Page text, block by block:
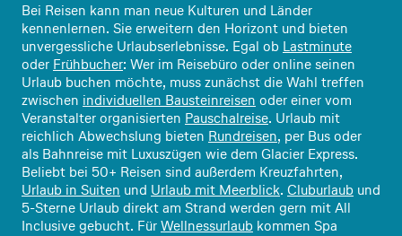
Bei Reisen kann man neue Kulturen und Länder
kennenlernen. Sie erweitern den Horizont und bieten
unvergessliche Urlaubserlebnisse. Egal ob Lastminute
oder Frühbucher: Wer im Reisebüro oder online seinen
Urlaub buchen möchte, muss zunächst die Wahl treffen
zwischen individuellen Bausteinreisen oder einer vom
Veranstalter organisierten Pauschalreise. Urlaub mit
reichlich Abwechslung bieten Rundreisen, per Bus oder
als Bahnreise mit Luxuszügen wie dem Glacier Express.
Beliebt bei 50+ Reisen sind außerdem Kreuzfahrten,
Urlaub in Suiten und Urlaub mit Meerblick. Cluburlaub und
5-Sterne Urlaub direkt am Strand werden gern mit All
Inclusive gebucht. FürWellnessurlaub kommen Spa